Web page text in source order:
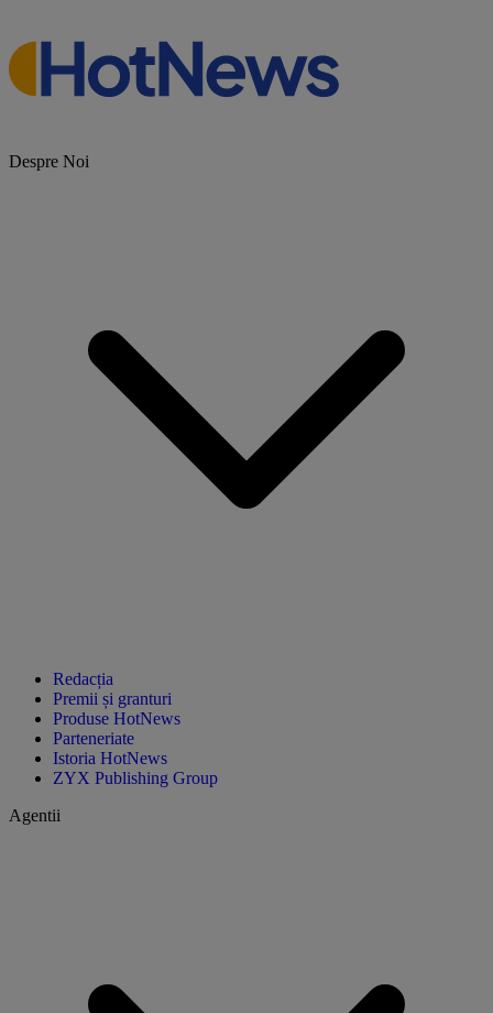
Despre Noi
Redacția
Premii și granturi
Produse HotNews
Parteneriate
Istoria HotNews
ZYX Publishing Group
Agentii